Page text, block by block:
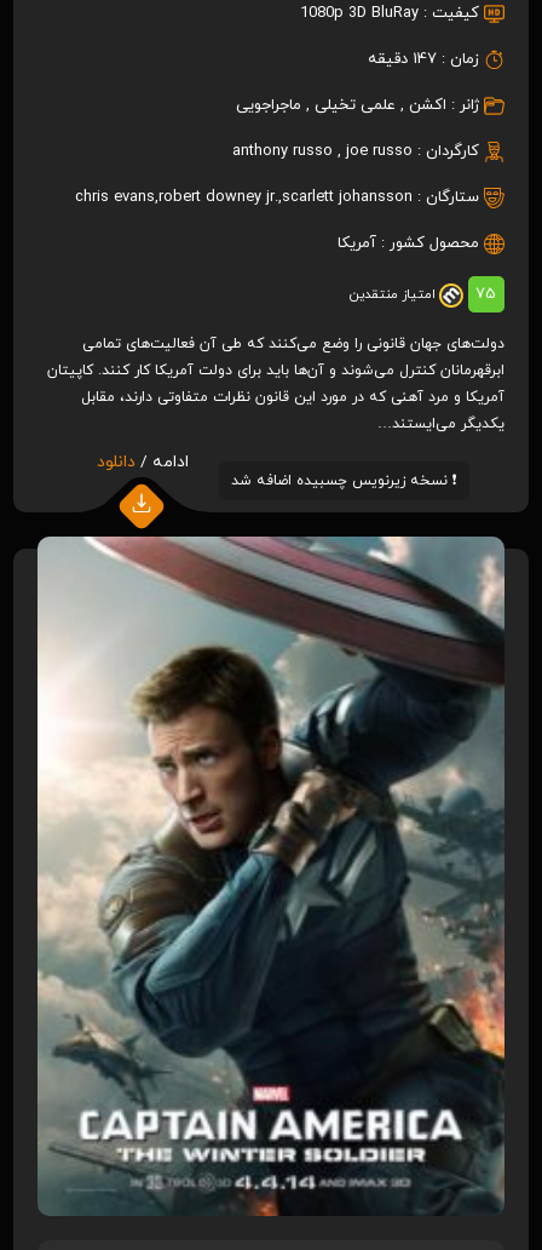
کیفیت : 1080p 3D BluRay
زمان : 147 دقیقه
ژانر : اکشن , علمی تخیلی , ماجراجویی
کارگردان : anthony russo , joe russo
ستارگان : chris evans,robert downey jr.,scarlett johansson
محصول کشور : آمریکا
75 امتیاز منتقدین
دولت‌های جهان قانونی را وضع می‌کنند که طی آن فعالیت‌های تمامی
ابرقهرمانان کنترل می‌شوند و آن‌ها باید برای دولت آمریکا کار کنند. کاپیتان
آمریکا و مرد آهنی که در مورد این قانون نظرات متفاوتی دارند، مقابل
یکدیگر می‌ایستند…
❗️ نسخه زیرنویس چسبیده اضافه شد
ادامه / دانلود